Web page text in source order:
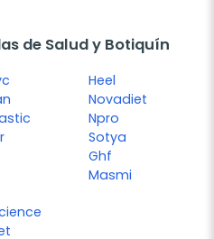
de Salud y Botiquín
Heel
Novadiet
Npro
Sotya
Ghf
Masmi